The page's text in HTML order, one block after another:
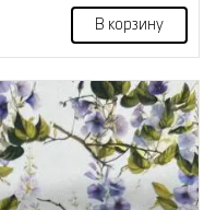
В корзину